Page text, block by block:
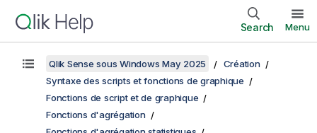
Search Menu
Qlik Sense sous Windows May 2025
Création
Syntaxe des scripts et fonctions de graphique
Fonctions de script et de graphique
Fonctions d'agrégation